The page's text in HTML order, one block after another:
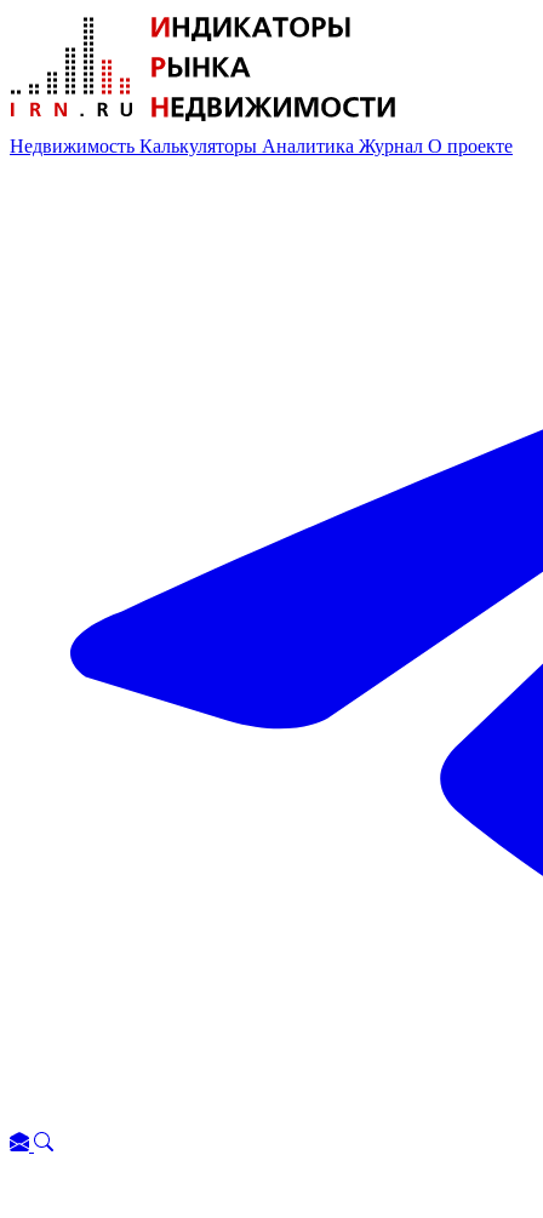
Недвижимость Калькуляторы Аналитика Журнал О проекте